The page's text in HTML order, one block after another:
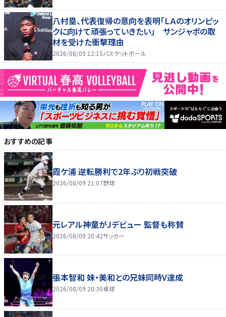
八村塁、代表復帰の意向を表明「ＬＡのオリンピッ
クに向けて頑張っていきたい」 サンジャポの取
材を受けた衝撃理由
2026/08/09 12:15バスケットボール
おすすめの記事
霞ケ浦 逆転勝利で2年ぶり初戦突破
2026/08/09 21:07野球
元レアル神童がJデビュー 監督も称賛
2026/08/09 20:42サッカー
張本智和 妹・美和との兄妹同時V達成
2026/08/09 20:30卓球